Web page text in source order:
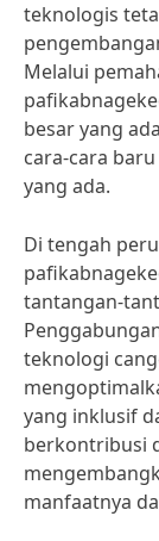
teknologis
Melalui
besar yang
cara-cara
yang ada.
Di tengah
tantangan-
teknologi
yang inklusif
berkontribusi
manfaatnya